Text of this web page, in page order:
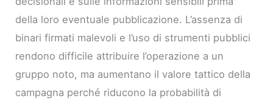
della loro eventuale pubblicazione. L’assenza di
binari firmati malevoli e l’uso di strumenti pubblici
rendono difficile attribuire l’operazione a un
gruppo noto, ma aumentano il valore tattico della
campagna perché riducono la probabilità di